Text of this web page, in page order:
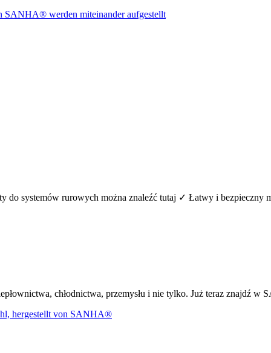
do systemów rurowych można znaleźć tutaj ✓ Łatwy i
chłodnictwa, przemysłu i nie tylko. Już teraz znajdź